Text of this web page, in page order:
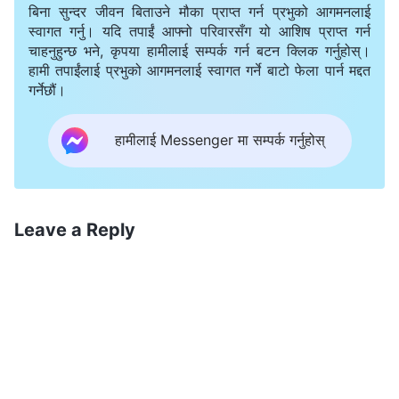
तिनीहरूको हेरचाह र सुरक्षा गर्नुहुन्छ, तर उहाँले तिनीहरूलाई मुक्ति
दिने योजना बनाउनुहुन्न, न त तिनीहरूलाई निराकरण गर्ने, न
तिनीहरूलाई छिँवल्ने गर्नुहुन्छ, न त तिनीहरूको न्याय गर्नुहुन्छ र
तिनीहरूलाई सजाय दिनुहुन्छ, न त तिनीहरूलाई परीक्षाहरू वा
शोधनमा पार्नुहुन्छ; उहाँ तिनीहरूलाई यस जीवनकालमा केही हदसम्म
आशिष् प्राप्त गर्न मात्र दिनुहुन्छ, र त्योभन्दा बढी केही पनि
दिनुहुन्‍न। यदि यी मानिसहरूले यी कुराहरूमाथि चिन्तन गर्न जान्‍ने र
महसुस गर्नेछन्: “त्यसो भए, परमेश्‍वरमा विश्‍वास गर्नु भनेको त यस्तो
बिना सुन्दर जीवन बिताउने मौका प्राप्त गर्न प्रभुको आगमनलाई
स्वागत गर्नु। यदि तपाईं आफ्नो परिवारसँग यो आशिष प्राप्त गर्न
चाहनुहुन्छ भने, कृपया हामीलाई सम्पर्क गर्न बटन क्लिक गर्नुहोस्।
हामी तपाईंलाई प्रभुको आगमनलाई स्वागत गर्ने बाटो फेला पार्न मद्दत
गर्नेछौं।
हामीलाई Messenger मा सम्पर्क गर्नुहोस्
Leave a Reply